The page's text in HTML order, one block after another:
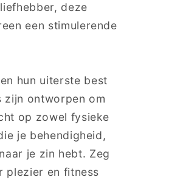
deze
een stimulerende
hun uiterste best
zijn ontworpen om
op zowel fysieke
je behendigheid,
je zin hebt. Zeg
plezier en fitness